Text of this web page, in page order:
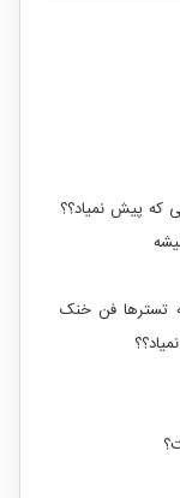
بشه مشکلی که پیش نمیاد؟؟
تسترها فن خنک